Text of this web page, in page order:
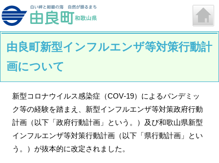
由良町新型インフルエンザ等対策行動計
画について
新型コロナウイルス感染症（COV‐19）によるパンデミッ
ク等の経験を踏まえ、新型インフルエンザ等対策政府行動
計画（以下「政府行動計画」という。）及び和歌山県新型
インフルエンザ等対策行動計画（以下「県行動計画」とい
う。）が抜本的に改定されました。